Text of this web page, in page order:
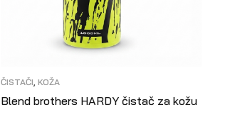
ČISTAČI, KOŽA
Blend brothers HARDY čistač za kožu